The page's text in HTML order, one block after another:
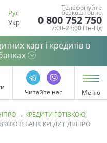
Рус
Укр
Телефонуйте
безкоштовно
0 800 752 750
7:00-23:00 Пн-Нд
карт і кредитів в
Читайте нас Меню
→ КРЕДИТИ ГОТІВКОЮ
В БАНК КРЕДИТ ДНІПРО